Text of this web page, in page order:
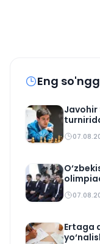
Eng
Javohir
Ertaga